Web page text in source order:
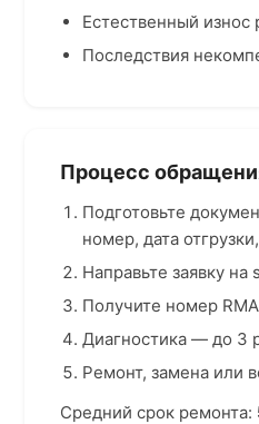
Естественный износ
Последствия
Процесс
Подготовьте
номер, дата
Направьте заявку на
Получите номер
Диагностика — до 3
Ремонт, замена или
Средний срок ремонта: